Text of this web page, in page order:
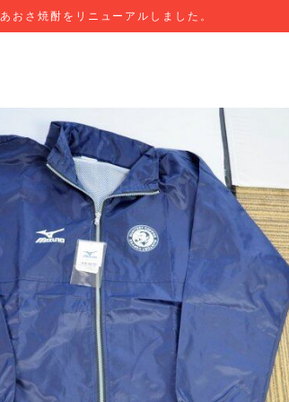
あおさ焼酎をリニューアルしました。